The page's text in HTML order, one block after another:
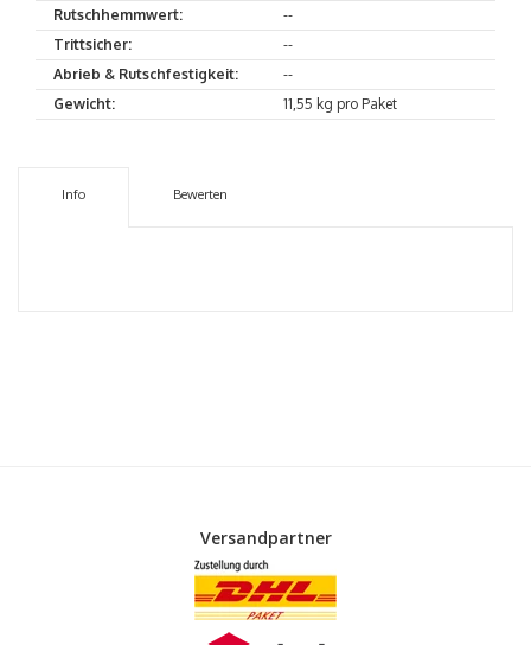
Rutschhemmwert:
--
Trittsicher:
--
Abrieb & Rutschfestigkeit:
--
Gewicht:
11,55 kg pro Paket
Info Bewerten
Versandpartner